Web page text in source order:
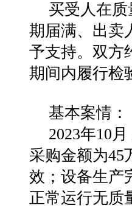
买受人在
期届满、出卖
予支持。双方
期间内履行检
基本案情：
2023年10
采购金额为45
效；设备生产
正常运行无质